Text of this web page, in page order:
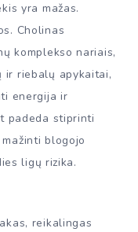
yra mažas.
Cholinas
komplekso nariais,
ir riebalų apykaitai,
energija ir
padeda stiprinti
blogojo
ligų rizika.
reikalingas